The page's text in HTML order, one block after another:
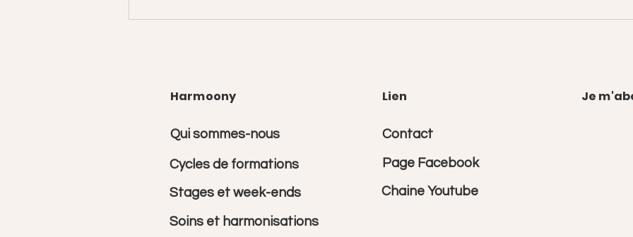
Harmoony
Qui sommes-nous
Cycles de formations
Stages et week-ends
Soins et harmonisations
Lien
Contact
Page Facebook
Je
Chaine Youtube